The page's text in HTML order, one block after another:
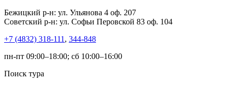
Бежицкий р-н: ул. Ульянова 4 оф. 207
Советский р-н: ул. Софьи Перовской 83 оф. 104
+7 (4832) 318-111 , 344-848
пн-пт 09:00–18:00; сб 10:00–16:00
Поиск тура